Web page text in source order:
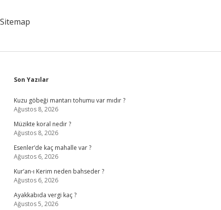
Sitemap
Sidebar
Son Yazılar
Kuzu göbeği mantarı tohumu var mıdır ?
Ağustos 8, 2026
Müzikte koral nedir ?
Ağustos 8, 2026
Esenler’de kaç mahalle var ?
Ağustos 6, 2026
Kur’an-ı Kerim neden bahseder ?
Ağustos 6, 2026
Ayakkabıda vergi kaç ?
Ağustos 5, 2026